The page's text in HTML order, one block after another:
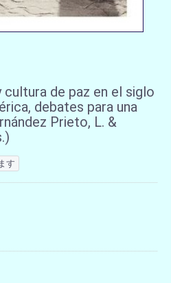
de paz en el siglo
debates para una
Prieto, L. &
す